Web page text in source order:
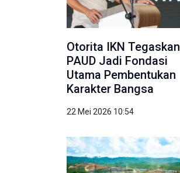
Otorita IKN Tegaskan
PAUD Jadi Fondasi
Utama Pembentukan
Karakter Bangsa
22 Mei 2026 10:54